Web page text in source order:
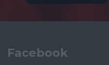
Facebook